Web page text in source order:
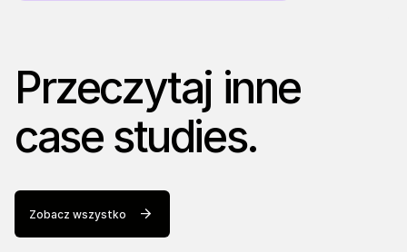
Przeczytaj inne
case studies.
Zobacz wszystko